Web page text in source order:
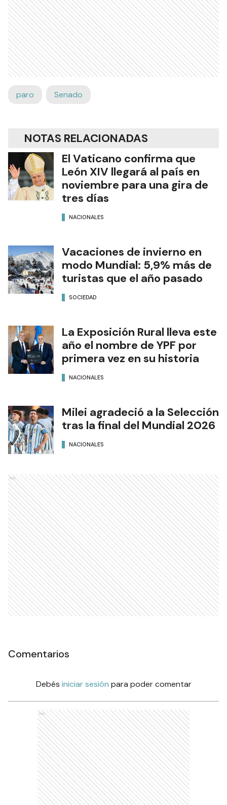
paro Senado
NOTAS RELACIONADAS
El Vaticano confirma que
León XIV llegará al país en
noviembre para una gira de
tres días
NACIONALES
Vacaciones de invierno en
modo Mundial: 5,9% más de
turistas que el año pasado
SOCIEDAD
La Exposición Rural lleva este
año el nombre de YPF por
primera vez en su historia
NACIONALES
Milei agradeció a la Selección
tras la final del Mundial 2026
NACIONALES
Ads
Comentarios
Debés iniciar sesión para poder comentar
Ads